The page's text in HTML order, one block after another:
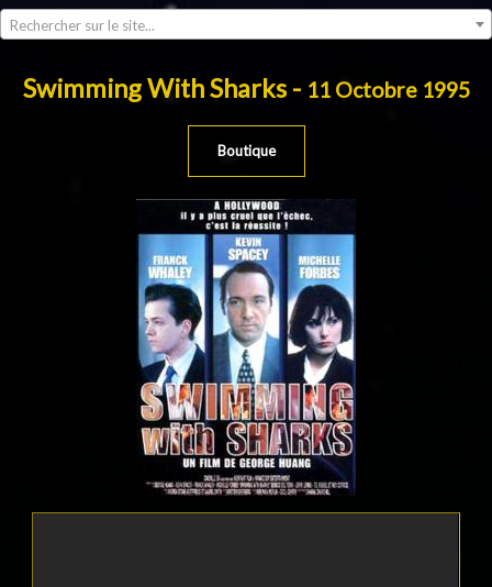
Rechercher sur le site...
Swimming With Sharks - 11 Octobre 1995
Boutique